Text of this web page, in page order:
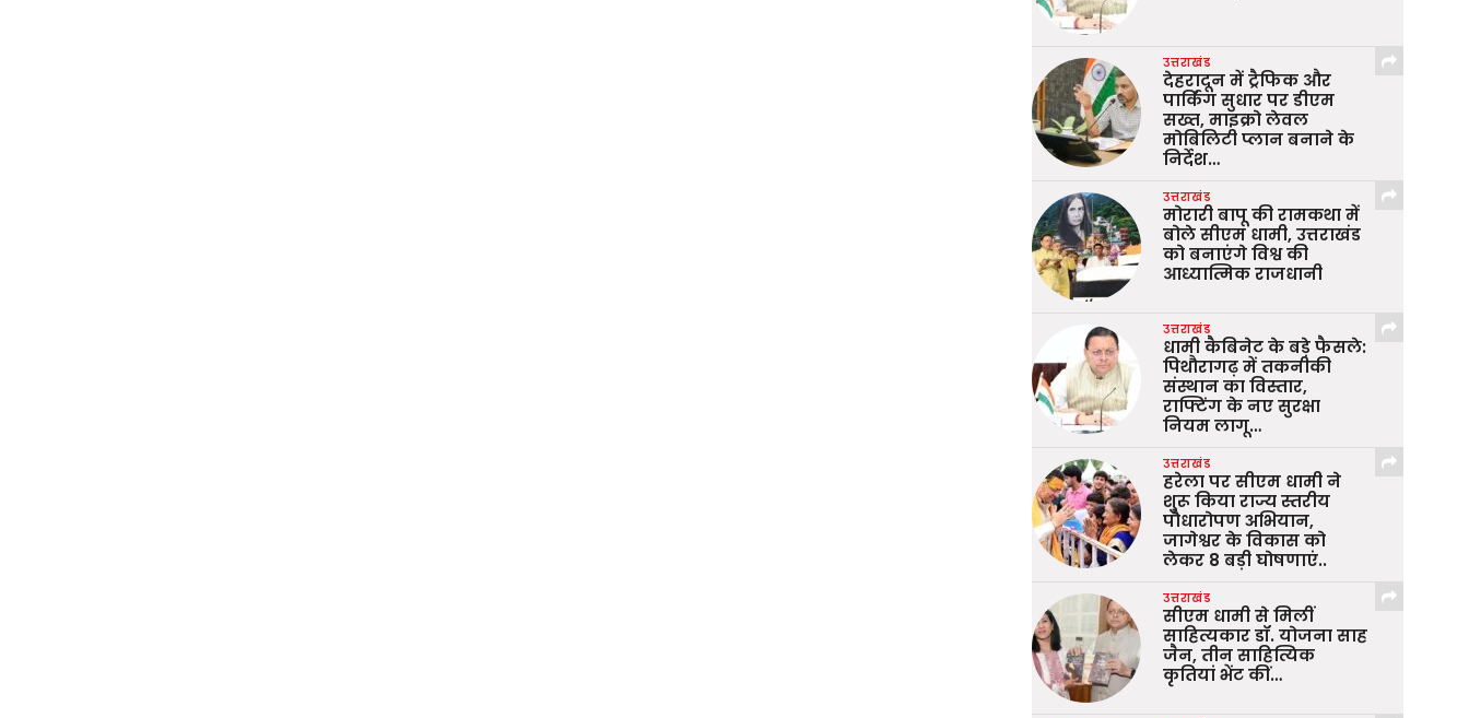
उत्तराखंड
देहरादून में ट्रैफिक और
पार्किंग सुधार पर डीएम
सख्त, माइक्रो लेवल
मोबिलिटी प्लान बनाने के
निर्देश…
उत्तराखंड
मोरारी बापू की रामकथा में
बोले सीएम धामी, उत्तराखंड
को बनाएंगे विश्व की
आध्यात्मिक राजधानी
उत्तराखंड
धामी कैबिनेट के बड़े फैसले:
पिथौरागढ़ में तकनीकी
संस्थान का विस्तार,
राफ्टिंग के नए सुरक्षा
नियम लागू…
उत्तराखंड
हरेला पर सीएम धामी ने
शुरू किया राज्य स्तरीय
पौधारोपण अभियान,
जागेश्वर के विकास को
लेकर 8 बड़ी घोषणाएं..
उत्तराखंड
सीएम धामी से मिलीं
साहित्यकार डॉ. योजना साह
जैन, तीन साहित्यिक
कृतियां भेंट कीं…